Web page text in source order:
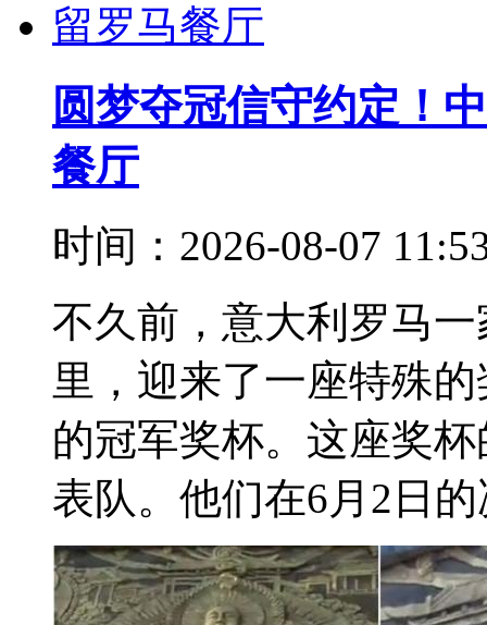
圆梦夺冠信守约定！
餐厅
时间：2026-08-07
不久前，意大利罗马
里，迎来了一座特殊
的冠军奖杯。这座奖
表队。他们在6月2日